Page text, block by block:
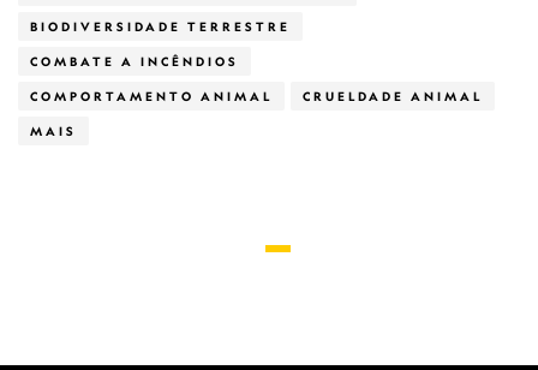
BIODIVERSIDADE TERRESTRE
COMBATE A INCÊNDIOS
COMPORTAMENTO ANIMAL CRUELDADE ANIMAL
MAIS